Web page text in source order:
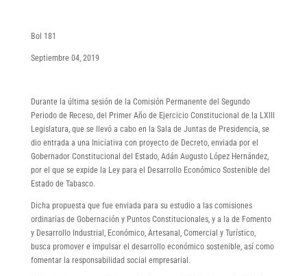
Bol 181
Septiembre 04, 2019
Durante la última sesión de la Comisión Permanente del Segundo
Periodo de Receso, del Primer Año de Ejercicio Constitucional de la LXIII
Legislatura, que se llevó a cabo en la Sala de Juntas de Presidencia, se
dio entrada a una Iniciativa con proyecto de Decreto, enviada por el
Gobernador Constitucional del Estado, Adán Augusto López Hernández,
por el que se expide la Ley para el Desarrollo Económico Sostenible del
Estado de Tabasco.
Dicha propuesta que fue enviada para su estudio a las comisiones
ordinarias de Gobernación y Puntos Constitucionales, y a la de Fomento
y Desarrollo Industrial, Económico, Artesanal, Comercial y Turístico,
busca promover e impulsar el desarrollo económico sostenible, así como
fomentar la responsabilidad social empresarial.